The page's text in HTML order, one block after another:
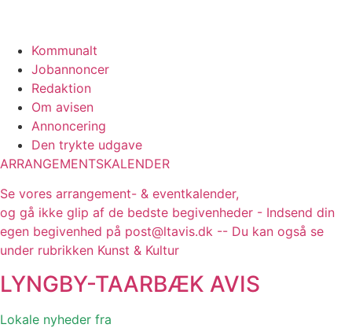
Kommunalt
Jobannoncer
Redaktion
Om avisen
Annoncering
Den trykte udgave
ARRANGEMENTSKALENDER
Se vores arrangement- & eventkalender,
og gå ikke glip af de bedste begivenheder - Indsend din
egen begivenhed på post@ltavis.dk -- Du kan også se
under rubrikken Kunst & Kultur
LYNGBY-TAARBÆK AVIS
Lokale nyheder fra